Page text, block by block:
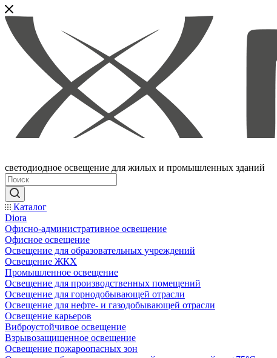
светодиодное освещение для жилых и промышленных зданий
Каталог
Diora
Офисно-административное освещение
Офисное освещение
Освещение для образовательных учреждений
Освещение ЖКХ
Промышленное освещение
Освещение для производственных помещений
Освещение для горнодобывающей отрасли
Освещение для нефте- и газодобывающей отрасли
Освещение карьеров
Виброустойчивое освещение
Взрывозащищенное освещение
Освещение пожароопасных зон